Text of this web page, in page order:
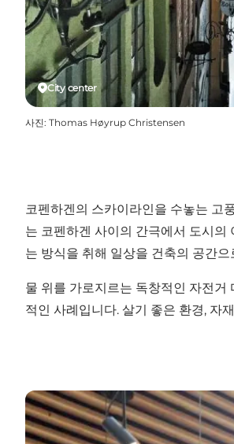
City center
사진: Thomas Høyrup Christensen
코펜하겐의 스카이라인을 수놓는 고
는 코펜하겐 사이의 간극에서 도시
는 방식을 취해 일상을 건축의 공간
물 위를 가로지르는 독창적인 자전거
적인 사례입니다. 살기 좋은 환경, 자